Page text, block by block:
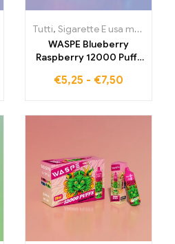
Sigarette elettroniche usa e getta
Tutti,Sigarette E usa monouso
WASPE Blueberry
Raspberry 12000 Puffs
elettronica premium
€5,25 - €7,50